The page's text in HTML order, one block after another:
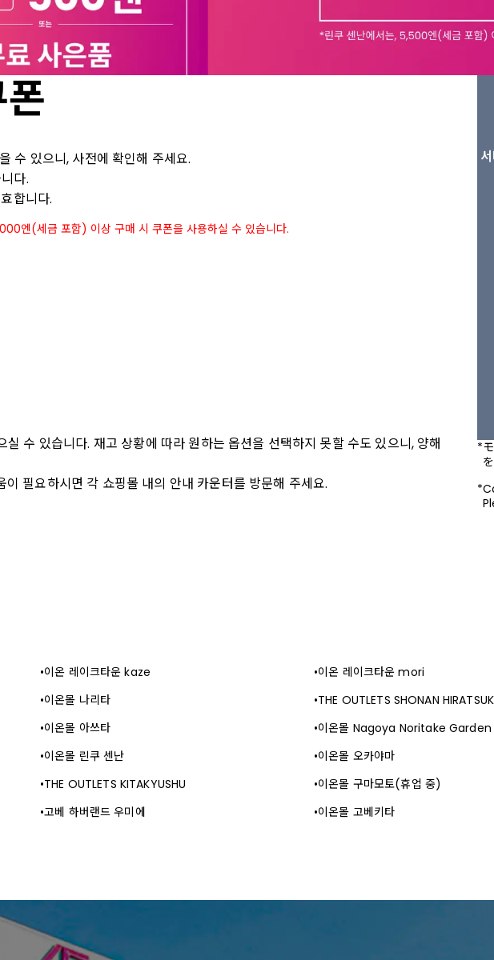
수 있으니, 사전에 확인해 주세요.
다.
합니다.
엔(세금 포함) 이상 구매 시 쿠폰을 사용하실 수 있습니다.
수 있습니다. 재고 상황에 따라 원하는 옵션을 선택하지 못할 수도 있으니, 양해
필요하시면 각 쇼핑몰 내의 안내 카운터를 방문해 주세요.
이온 레이크타운 kaze 이온 레이크타운 mori
이온몰 나리타 THE OUTLETS SHONAN
이온몰 아쓰타 이온몰 Nagoya Noritake Garden
이온몰 린쿠 센난 이온몰 오카야마
THE OUTLETS KITAKYUSHU 이온몰 구마모토(휴업 중)
고베 하버랜드 우미에 이온몰 고베키타